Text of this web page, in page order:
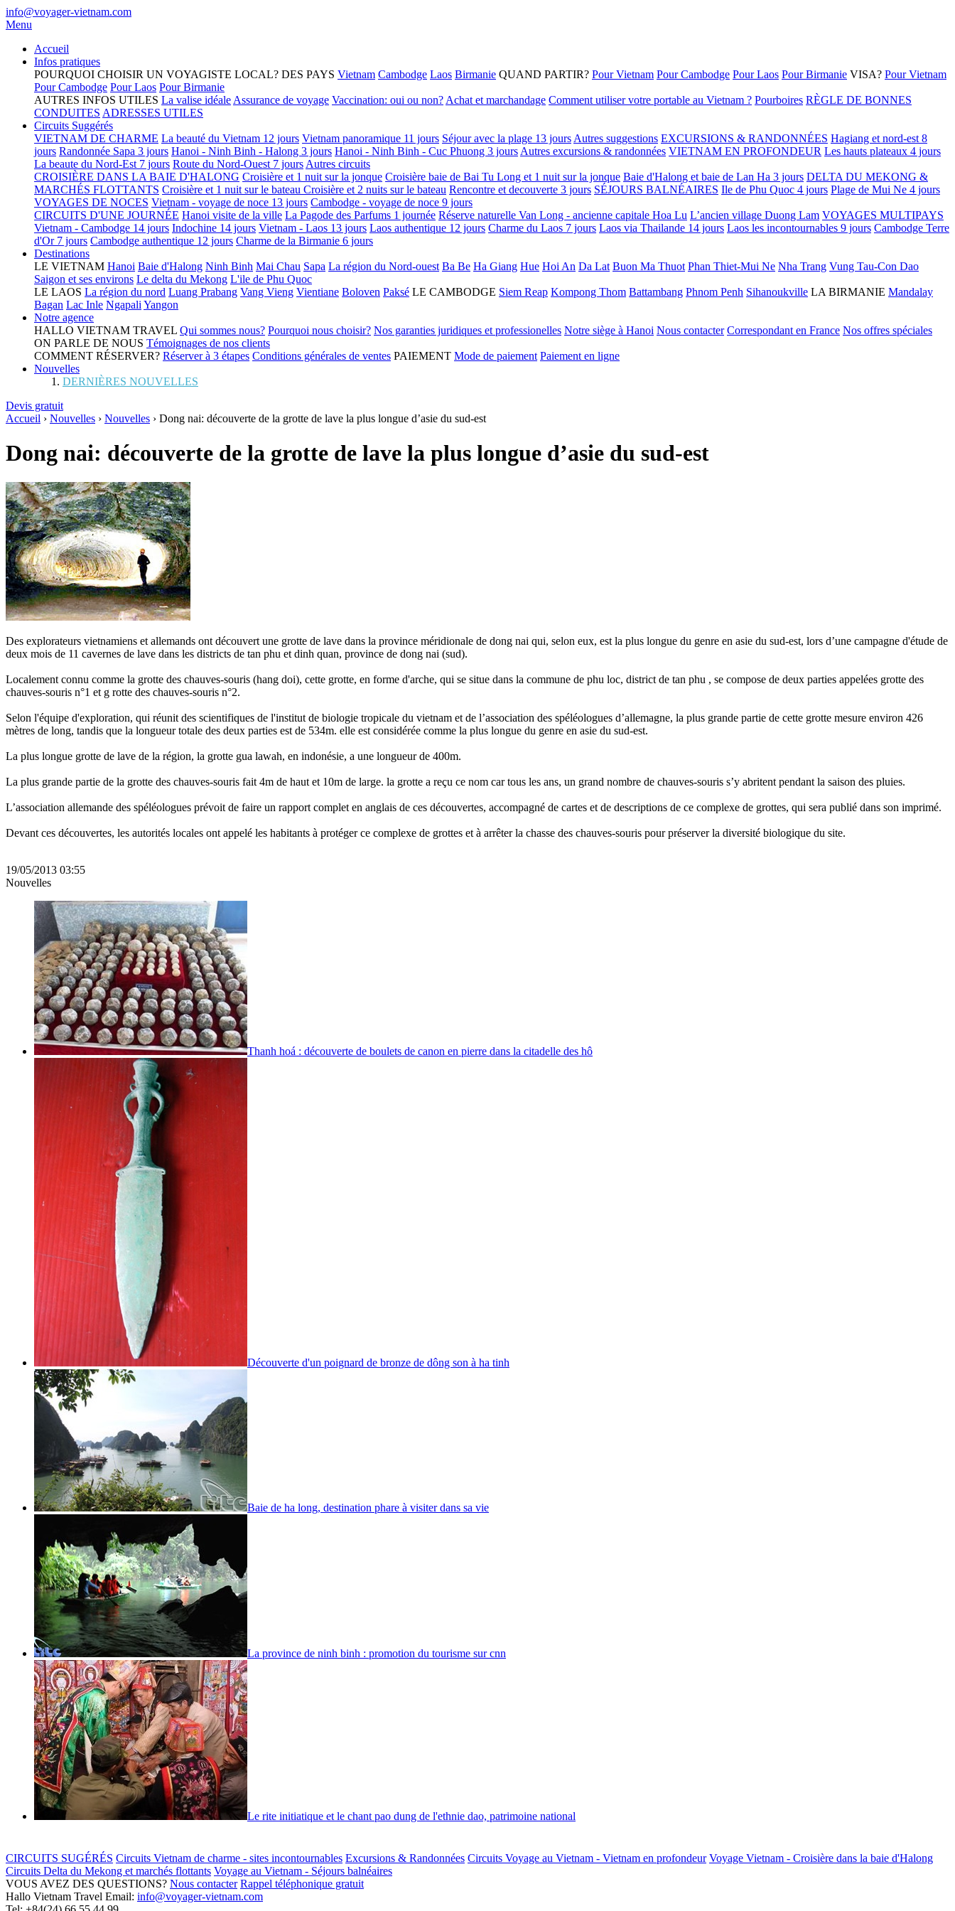
info@voyager-vietnam.com
Menu
Accueil
Infos pratiques
POURQUOI CHOISIR UN VOYAGISTE LOCAL? DES PAYS Vietnam Cambodge Laos Birmanie QUAND PARTIR? Pour Vietnam Pour Cambodge Pour Laos Pour Birmanie VISA? Pour Vietnam
Pour Cambodge Pour Laos Pour Birmanie
AUTRES INFOS UTILES La valise idéale Assurance de voyage Vaccination: oui ou non? Achat et marchandage Comment utiliser votre portable au Vietnam ? Pourboires RÈGLE DE BONNES
CONDUITES ADRESSES UTILES
Circuits Suggérés
VIETNAM DE CHARME La beauté du Vietnam 12 jours Vietnam panoramique 11 jours Séjour avec la plage 13 jours Autres suggestions EXCURSIONS & RANDONNÉES Hagiang et nord-est 8
jours Randonnée Sapa 3 jours Hanoi - Ninh Binh - Halong 3 jours Hanoi - Ninh Binh - Cuc Phuong 3 jours Autres excursions & randonnées VIETNAM EN PROFONDEUR Les hauts plateaux 4 jours
La beaute du Nord-Est 7 jours Route du Nord-Ouest 7 jours Autres circuits
CROISIÈRE DANS LA BAIE D'HALONG Croisière et 1 nuit sur la jonque Croisière baie de Bai Tu Long et 1 nuit sur la jonque Baie d'Halong et baie de Lan Ha 3 jours DELTA DU MEKONG &
MARCHÉS FLOTTANTS Croisière et 1 nuit sur le bateau Croisière et 2 nuits sur le bateau Rencontre et decouverte 3 jours SÉJOURS BALNÉAIRES Ile de Phu Quoc 4 jours Plage de Mui Ne 4 jours
VOYAGES DE NOCES Vietnam - voyage de noce 13 jours Cambodge - voyage de noce 9 jours
CIRCUITS D'UNE JOURNÉE Hanoi visite de la ville La Pagode des Parfums 1 journée Réserve naturelle Van Long - ancienne capitale Hoa Lu L’ancien village Duong Lam VOYAGES MULTIPAYS
Vietnam - Cambodge 14 jours Indochine 14 jours Vietnam - Laos 13 jours Laos authentique 12 jours Charme du Laos 7 jours Laos via Thailande 14 jours Laos les incontournables 9 jours Cambodge Terre
d'Or 7 jours Cambodge authentique 12 jours Charme de la Birmanie 6 jours
Destinations
LE VIETNAM Hanoi Baie d'Halong Ninh Binh Mai Chau Sapa La région du Nord-ouest Ba Be Ha Giang Hue Hoi An Da Lat Buon Ma Thuot Phan Thiet-Mui Ne Nha Trang Vung Tau-Con Dao
Saigon et ses environs Le delta du Mekong L'ile de Phu Quoc
LE LAOS La région du nord Luang Prabang Vang Vieng Vientiane Boloven Paksé LE CAMBODGE Siem Reap Kompong Thom Battambang Phnom Penh Sihanoukville LA BIRMANIE Mandalay
Bagan Lac Inle Ngapali Yangon
Notre agence
HALLO VIETNAM TRAVEL Qui sommes nous? Pourquoi nous choisir? Nos garanties juridiques et professionelles Notre siège à Hanoi Nous contacter Correspondant en France Nos offres spéciales
ON PARLE DE NOUS Témoignages de nos clients
COMMENT RÉSERVER? Réserver à 3 étapes Conditions générales de ventes PAIEMENT Mode de paiement Paiement en ligne
Nouvelles
DERNIÈRES NOUVELLES
Devis gratuit
Accueil › Nouvelles › Nouvelles › Dong nai: découverte de la grotte de lave la plus longue d’asie du sud-est
Dong nai: découverte de la grotte de lave la plus longue d’asie du sud-est
Des explorateurs vietnamiens et allemands ont découvert une grotte de lave dans la province méridionale de dong nai qui, selon eux, est la plus longue du genre en asie du sud-est, lors d’une campagne d'étude de
deux mois de 11 cavernes de lave dans les districts de tan phu et dinh quan, province de dong nai (sud).
Localement connu comme la grotte des chauves-souris (hang doi), cette grotte, en forme d'arche, qui se situe dans la commune de phu loc, district de tan phu , se compose de deux parties appelées grotte des
chauves-souris n°1 et g rotte des chauves-souris n°2.
Selon l'équipe d'exploration, qui réunit des scientifiques de l'institut de biologie tropicale du vietnam et de l’association des spéléologues d’allemagne, la plus grande partie de cette grotte mesure environ 426
mètres de long, tandis que la longueur totale des deux parties est de 534m. elle est considérée comme la plus longue du genre en asie du sud-est.
La plus longue grotte de lave de la région, la grotte gua lawah, en indonésie, a une longueur de 400m.
La plus grande partie de la grotte des chauves-souris fait 4m de haut et 10m de large. la grotte a reçu ce nom car tous les ans, un grand nombre de chauves-souris s’y abritent pendant la saison des pluies.
L’association allemande des spéléologues prévoit de faire un rapport complet en anglais de ces découvertes, accompagné de cartes et de descriptions de ce complexe de grottes, qui sera publié dans son imprimé.
Devant ces découvertes, les autorités locales ont appelé les habitants à protéger ce complexe de grottes et à arrêter la chasse des chauves-souris pour préserver la diversité biologique du site.
19/05/2013 03:55
Nouvelles
Thanh hoá : découverte de boulets de canon en pierre dans la citadelle des hô
Découverte d'un poignard de bronze de dông son à ha tinh
Baie de ha long, destination phare à visiter dans sa vie
La province de ninh binh : promotion du tourisme sur cnn
Le rite initiatique et le chant pao dung de l'ethnie dao, patrimoine national
CIRCUITS SUGÉRÉS Circuits Vietnam de charme - sites incontournables Excursions & Randonnées Circuits Voyage au Vietnam - Vietnam en profondeur Voyage Vietnam - Croisière dans la baie d'Halong
Circuits Delta du Mekong et marchés flottants Voyage au Vietnam - Séjours balnéaires
VOUS AVEZ DES QUESTIONS? Nous contacter Rappel téléphonique gratuit
Hallo Vietnam Travel Email: info@voyager-vietnam.com